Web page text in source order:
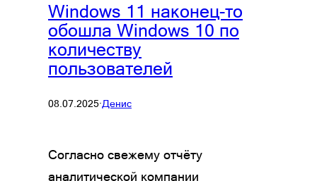
Windows 11 наконец-то
обошла Windows 10 по
количеству
пользователей
08.07.2025·Денис
Согласно свежему отчёту
аналитической компании